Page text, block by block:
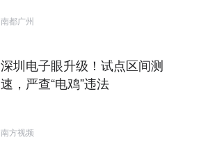
南都广州
深圳电子眼升级！试点区间测
速，严查“电鸡”违法
南方视频